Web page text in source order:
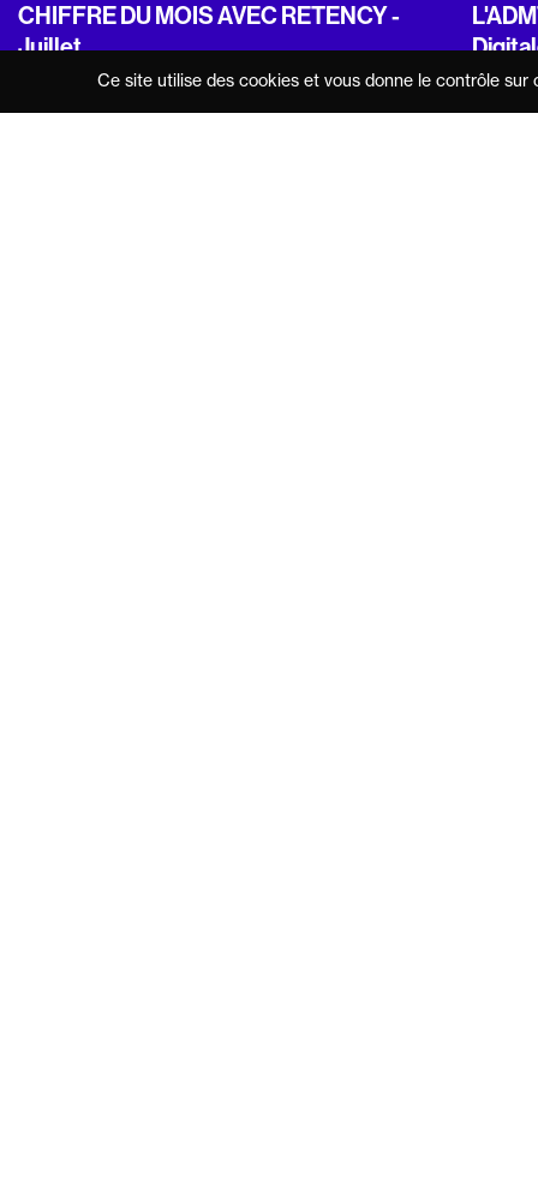
CHIFFRE DU MOIS AVEC RETENCY -
Juillet
Ce site utilise des cookies et vous donne le contrôle sur